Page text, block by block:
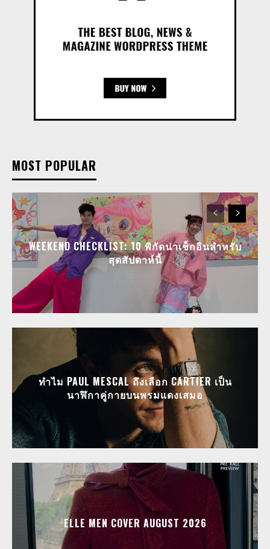
MOST POPULAR
WEEKEND CHECKLIST: 10 พิกัดน่าเช็กอินสำหรับ
สุดสัปดาห์นี้
ทำไม PAUL MESCAL ถึงเลือก CARTIER เป็น
นาฬิกาคู่กายบนพรมแดงเสมอ
ELLE MEN COVER AUGUST 2026